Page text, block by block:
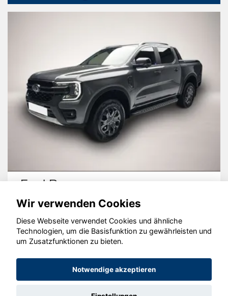
Ford Ranger
© konjunkturmotor.de GmbH 2020 - 2026
Wir verwenden Cookies
Diese Webseite verwendet Cookies und ähnliche
Technologien, um die Basisfunktion zu gewährleisten und
um Zusatzfunktionen zu bieten.
Notwendige akzeptieren